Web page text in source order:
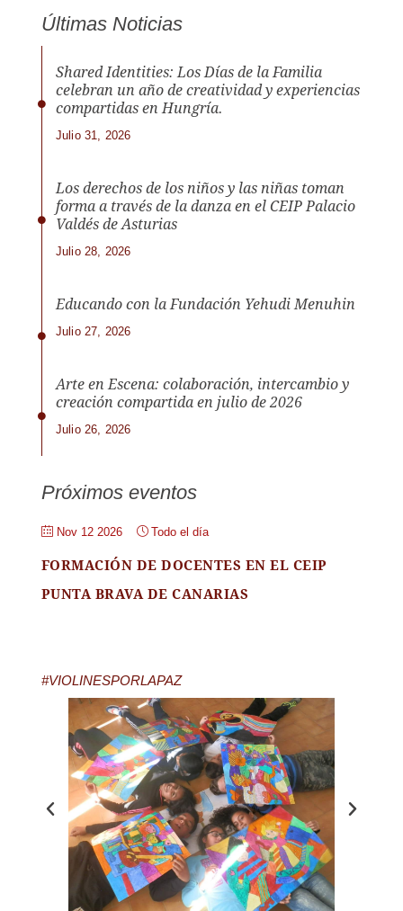
Últimas Noticias
Shared Identities: Los Días de la Familia
celebran un año de creatividad y experiencias
compartidas en Hungría.
Julio 31, 2026
Los derechos de los niños y las niñas toman
forma a través de la danza en el CEIP Palacio
Valdés de Asturias
Julio 28, 2026
Educando con la Fundación Yehudi Menuhin
Julio 27, 2026
Arte en Escena: colaboración, intercambio y
creación compartida en julio de 2026
Julio 26, 2026
Próximos eventos
Nov 12 2026 Todo el día
FORMACIÓN DE DOCENTES EN EL CEIP
PUNTA BRAVA DE CANARIAS
#VIOLINESPORLAPAZ